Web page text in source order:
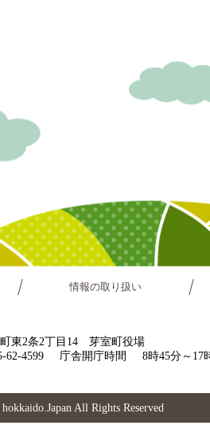
情報の取り扱い
東2条2丁目14 芽室町役場
62-4599
庁舎開庁時間
8時45分～17
All Rights Reserved